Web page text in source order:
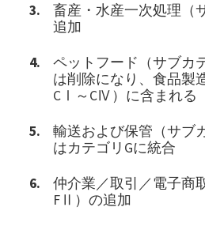
畜産・水産一次処理（
追加
ペットフード（サブカ
は削除になり、食品製
CⅠ～CⅣ）に含まれる
輸送および保管（サブ
はカテゴリGに統合
仲介業／取引／電子商
FⅡ）の追加